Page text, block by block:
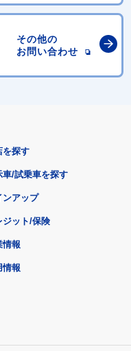
その他の
お問い合わせ
を探す
車/試乗車を探す
ンアップ
ジット/保険
情報
情報